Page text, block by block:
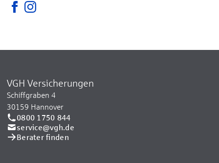
VGH Versicherungen
Schiffgraben 4
30159 Hannover
0800 1750 844
service@vgh.de
Berater finden